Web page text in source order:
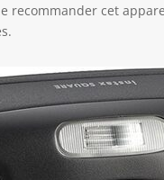
recommander cet